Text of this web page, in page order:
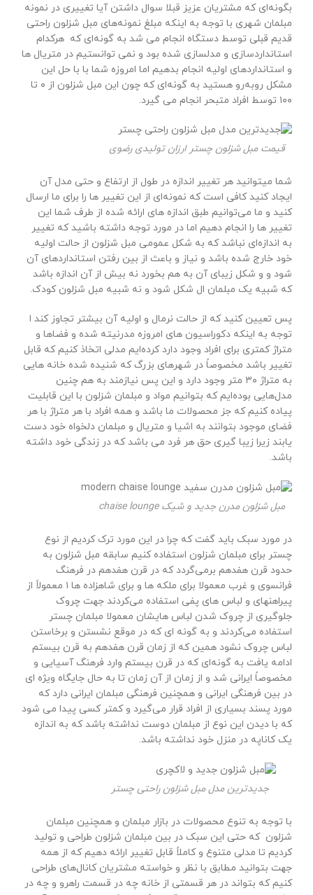
بگونه‌ای که مشتریان عزیز قبلا سوال داشتن آیا تغییری در نمونه
مبلمان شهری با توجه به اینکه مبلغ نمونه‌های مبل شزلون راحتی
قدیم قبلی توسط دستگاه انجام می شد به گونه‌ای که هرکدام
استانداردسازی و مدلسازی شده بود و نمی توانستیم در متریال ها
و استانداردهای اولیه انجام بدهیم اما امروزه شما با با حل این
مشکل روبه‌رو هستید به گونه‌ای که چون این مبل شزلون از ۰ تا
۱۰۰ توسط افراد متبحر انجام می گیرد.
قیمت مبل شزلون چستر ارزان تولیدی رضوی
شما میتوانید هر تغییر اندازه در طول از ارتفاع و حتی مدل آن
ایجاد کنید کافی است که نمونه‌ای از این تغییر ها را برای ما ارسال
کنید و ما می‌توانیم طبق اندازه های ارائه شده از طرف شما این
تغییر ها را انجام دهیم اما در مورد توجه داشته باشید که تغییر
به اندازه‌ای نباشد که به شکل عمومی مبل شزلون از حالت اولیه
خود خارج شده باشد و نیاز و باعث از بین رفتن استانداردهای آن
شود و و شکل زیبای آن به هم بخورد نه بیش از آن اندازه باشد
که شبیه یک مبلمان ال شکل شود و نه شبیه مبل شزلون کودک.
پس تعیین کنید که از حالت نرمال و اولیه آن بیشتر تجاوز کند ا
توجه به اینکه دکوراسیون های امروزه مدرنیته شده و فضاها و
متراژ کمتری برای افراد وجود دارد کرده‌ایم مدلی اتخاذ کنیم که قابل
تغییر باشد مخصوصاً در شهرهای بزرگ که شنیده شده خانه هایی
به متراژ ۳۰ متر وجود دارد و این پس نیازمند به هم چنین
مدل‌هایی بوده‌ایم که بتوانیم مواد و مبلمان شزلون با این قابلیت
پیاده کنیم که جز محصولات ما باشد و همه افراد با هر متراژ با هر
فضای موجود بتوانند به اشیا و متریال و مبلمان دلخواه خود دست
یابند زیرا زیبا گیری حق هر فرد می باشد که در زندگی خود داشته
باشد.
مبل شزلون مدرن جدید و شیک chaise lounge
در مورد سبک باید گفت که چرا در این مورد ترک کردیم از نوع
چستر برای مبلمان شزلون استفاده کنیم سابقه مبل شزلون به
حدود قرن هفدهم برمی‌گردد که در قرن هفدهم در فرهنگ
فرانسوی و غرب معمولا برای ملکه ها و برای شاهزاده ها ۱ معمولاً از
پیراهنهای و لباس های پفی استفاده می‌کردند جهت چروک
جلوگیری از چروک شدن لباس هایشان معمولا مبلمان چستر
استفاده می‌کردند و به گونه ای که در موقع نشستن و برخاستن
لباس چروک نشود همین که از زمان قرن هفدهم به قرن بیستم
ادامه یافت به گونه‌ای که در قرن بیستم وارد فرهنگ آسیایی و
مخصوصاً ایرانی شد و از زمان از آن زمان تا به حال جایگاه ویژه ای
در بین فرهنگی ایرانی و همچنین فرهنگی مبلمان ایرانی دارد که
مورد پسند بسیاری از افراد قرار می‌گیرد و کمتر کسی پیدا می شود
که با دیدن این نوع از مبلمان دوست نداشته باشد که به اندازه
یک کاناپه در منزل خود نداشته باشد.
جدیدترین مدل مبل شزلون راحتی چستر
با توجه به تنوع محصولات در بازار مبلمان و همچنین مبلمان
شزلون که حتی این سبک در بین مبلمان شزلون طراحی و تولید
کردیم تا مدلی متنوع و کاملاً قابل تغییر ارائه دهیم که از همه
جهت بتوانید مطابق با نظر و خواسته مشتریان کانال‌های طراحی
کنیم که بتواند در هر قسمتی از خانه چه در قسمت راهرو و چه در